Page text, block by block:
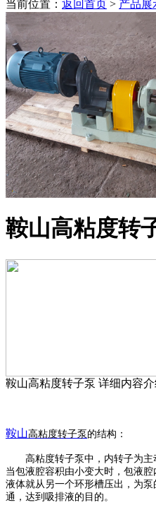
当前位置： 返回首页 > 产品展
鞍山高粘度转
鞍山高粘度转子泵 详细内容介
鞍山高粘度转子泵 的结构：
高粘度转子泵中，内转子为主
当包液腔容积由小变大时，包液
液体就从另一个环形槽压出，为
通，达到吸排液的目的。